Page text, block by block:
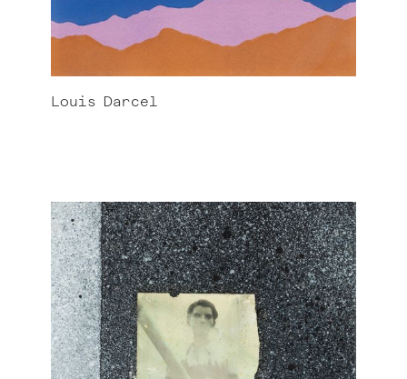
Louis Darcel